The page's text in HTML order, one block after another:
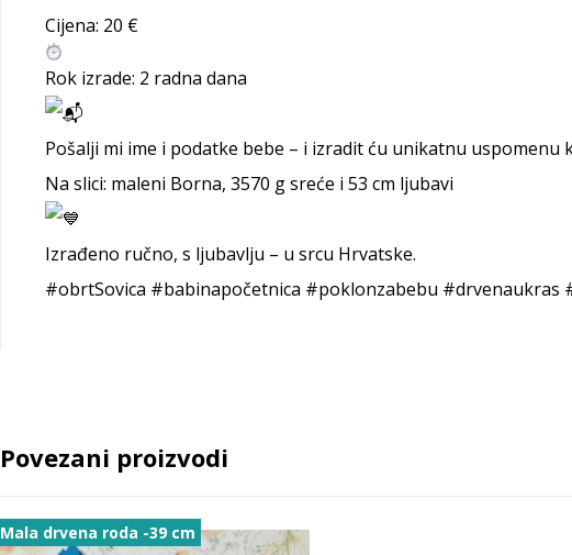
Cijena: 20 €
Rok izrade: 2 radna dana
Pošalji mi ime i podatke bebe – i izradit ću unikatnu uspomenu
Na slici: maleni Borna, 3570 g sreće i 53 cm ljubavi
Izrađeno ručno, s ljubavlju – u srcu Hrvatske.
#obrtSovica #babinapočetnica #poklonzabebu #drvenaukras
Povezani proizvodi
Mala drvena roda -39 cm